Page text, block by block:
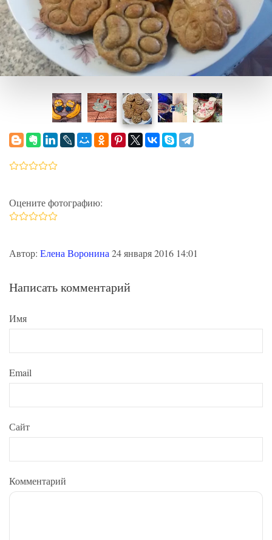
Оцените фотографию:
Автор: Елена Воронина 24 января 2016 14:01
Написать комментарий
Имя
Email
Сайт
Комментарий